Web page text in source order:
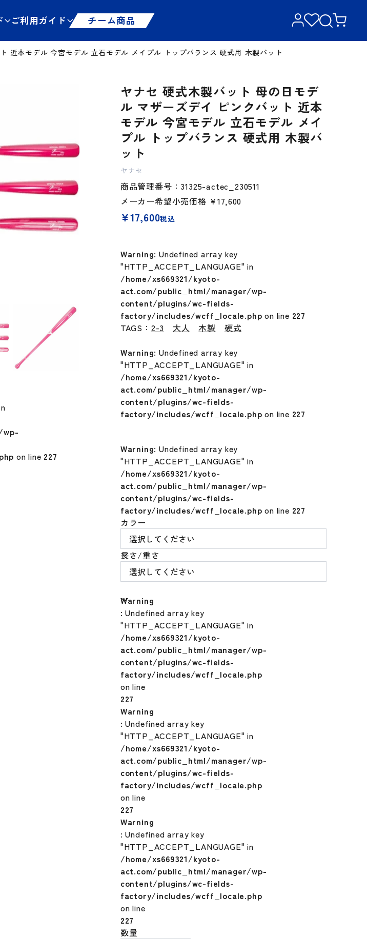
チーム商品
ご利用ガイド
近本モデル 今宮モデル 立石モデル メイプル トップバランス 硬式用 木製バット
on line 227
ヤナセ 硬式木製バット 母の日モデ
ル マザーズデイ ピンクバット 近本
モデル 今宮モデル 立石モデル メイ
プル トップバランス 硬式用 木製バ
ット
ヤナセ
商品管理番号：31325-actec_230511
メーカー希望小売価格 ￥17,600
¥17,600税込
Warning: Undefined array key
"HTTP_ACCEPT_LANGUAGE" in
/home/xs669321/kyoto-
act.com/public_html/manager/wp-
content/plugins/wc-fields-
factory/includes/wcff_locale.php on line 227
TAGS： 2-3 大人 木製
硬式
Warning: Undefined array key
"HTTP_ACCEPT_LANGUAGE" in
/home/xs669321/kyoto-
act.com/public_html/manager/wp-
content/plugins/wc-fields-
factory/includes/wcff_locale.php on line 227
Warning: Undefined array key
"HTTP_ACCEPT_LANGUAGE" in
/home/xs669321/kyoto-
act.com/public_html/manager/wp-
content/plugins/wc-fields-
factory/includes/wcff_locale.php on line 227
カラー
長さ/重さ
Warning
: Undefined array key
"HTTP_ACCEPT_LANGUAGE" in
/home/xs669321/kyoto-
act.com/public_html/manager/wp-
content/plugins/wc-fields-
factory/includes/wcff_locale.php
on line
227
Warning
: Undefined array key
"HTTP_ACCEPT_LANGUAGE" in
/home/xs669321/kyoto-
act.com/public_html/manager/wp-
content/plugins/wc-fields-
factory/includes/wcff_locale.php
on line
227
数量
ヤ
Warning
: Undefined array key
"HTTP_ACCEPT_LANGUAGE" in
/home/xs669321/kyoto-
act.com/public_html/manager/wp-
content/plugins/wc-fields-
factory/includes/wcff_locale.php
on line
227